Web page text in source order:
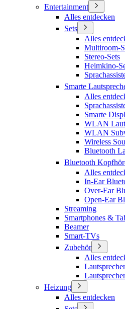
Entertainment
Alles entdecken
Sets
Alles
Multiroom-
Stereo-Sets
Heimkino-
Smarte
Alles
Smarte
WLAN
WLAN
Wireless
Bluetooth
Bluetooth
Alles
In-Ear
Over-Ear
Open-Ear
Streaming
Smartphones &
Beamer
Smart-TVs
Zubehör
Alles
Heizung
Alles entdecken